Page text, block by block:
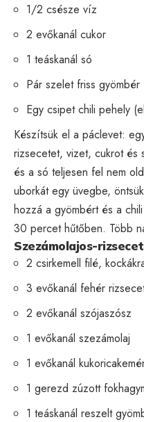
1/2 csésze víz
2 evőkanál cukor
1 teáskanál só
Pár szelet friss gyömbér
Egy csipet chili pehely
Készítsük el a páclevet:
rizsecetet, vizet, cukrot
és a só teljesen fel nem
uborkát egy üvegbe,
hozzá a gyömbért és a
30 percet hűtőben. Több
Szezámolajos-
2 csirkemell filé,
3 evőkanál fehér
2 evőkanál szójaszósz
1 evőkanál szezámolaj
1 evőkanál
1 gerezd zúzott
1 teáskanál reszelt